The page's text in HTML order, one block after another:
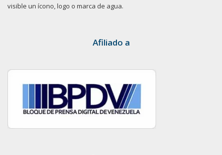
visible un ícono, logo o marca de agua.
Afiliado a